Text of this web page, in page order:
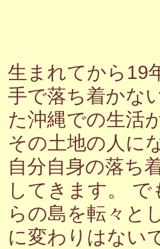
生まれてから19
手で落ち着かな
た沖縄での生活
その土地の人に
自分自身の落ち
してきます。
らの島を転々と
に変わりはない